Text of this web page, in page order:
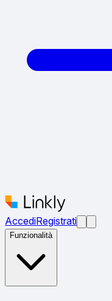
AccediRegistrati
Funzionalità